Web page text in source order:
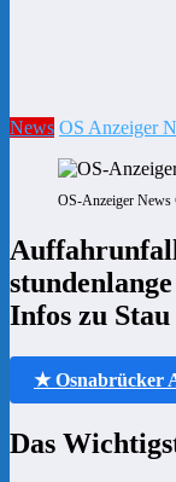
News OS Anzeiger
OS-Anzeiger News
Infos zu
★ Osnabrücker
Das